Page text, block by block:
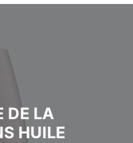
DE LA
HUILE